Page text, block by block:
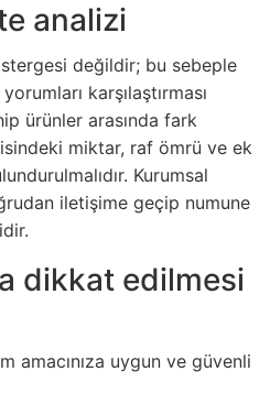
analizi
değildir; bu sebeple
karşılaştırması
ürünler arasında fark
miktar, raf ömrü ve ek
Kurumsal
iletişime geçip numune
dikkat edilmesi
amacınıza uygun ve güvenli